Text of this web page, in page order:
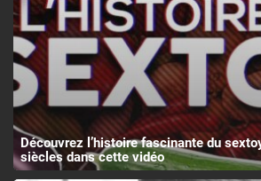
Découvrez l’histoire fascinante du
siècles dans cette vidéo